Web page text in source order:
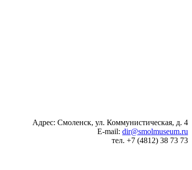
Адрес: Смоленск, ул. Коммунистическая, д. 4
E-mail: dir@smolmuseum.ru
тел. +7 (4812) 38 73 73